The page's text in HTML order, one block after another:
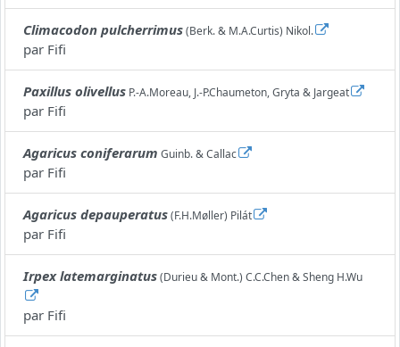
Climacodon pulcherrimus(Berk. & M.A.Curtis) Nikol.
par Fifi
Paxillus olivellus P.-A.Moreau, J.-P.Chaumeton, Gryta & Jargeat
par Fifi
Agaricus coniferarum Guinb. & Callac
par Fifi
Agaricus depauperatus(F.H.Møller) Pilát
par Fifi
Irpex latemarginatus(Durieu & Mont.) C.C.Chen & Sheng H.Wu
par Fifi